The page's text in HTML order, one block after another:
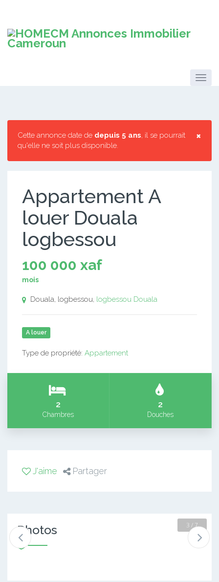
×
Cette annonce date de depuis 5 ans, il se pourrait
qu'elle ne soit plus disponible.
Appartement A
louer Douala
logbessou
100 000 xaf
mois
Douala, logbessou, logbessou Douala
A louer
Type de propriété: Appartement
2
Chambres
2
Douches
J'aime Partager
Photos 4 / 7